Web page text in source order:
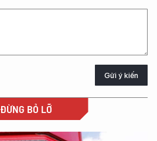
Gửi ý kiến
ĐỪNG BỎ LỠ